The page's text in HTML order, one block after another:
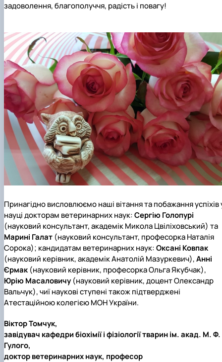
задоволення, благополуччя, радість і повагу!
Принагідно висловлюємо наші вітання та побажання успіхів
науці докторам ветеринарних наук:Сергію Голопурі
(науковий консультант, академік Микола Цвіліховський) та
Марині Галат (науковий консультант, професорка Наталія
Сорока); кандидатам ветеринарних наук:Оксані Ковпак
(науковий керівник, академік Анатолій Мазуркевич),Анні
Єрмак (науковий керівник, професорка Ольга Якубчак),
Юрію Масаловичу(науковий керівник, доцент Олександр
Вальчук), чиї наукові ступені також підтверджені
Атестаційною колегією МОН України.
Віктор Томчук,
завідувач кафедри біохімії і фізіології тварин ім. акад. М. Ф.
Гулого,
доктор ветеринарних наук, професор